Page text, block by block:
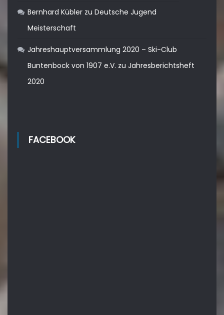
Bernhard Kübler zuDeutsche Jugend
Meisterschaft
Jahreshauptversammlung 2020 – Ski-Club
Buntenbock von 1907 e.V. zuJahresberichtsheft
2020
FACEBOOK